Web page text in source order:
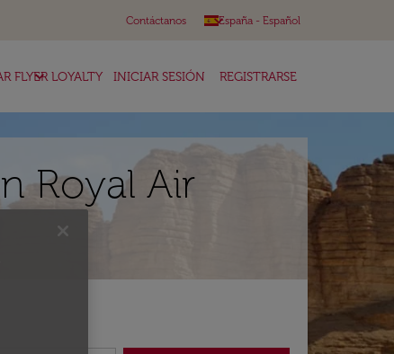
Contáctanos España - Español
keyboard_arrow_down
FLYER LOYALTY
keyboard_arrow_down INICIAR SESIÓN REGISTRARSE
Royal Air